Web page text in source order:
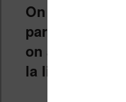
On remarque
particularité
on a des
la liseuse.